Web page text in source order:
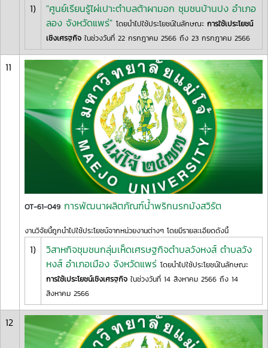
1)
"ศูนย์เรียนรู้ไผ่เปาะตำบลต้าผามอก ชุมชนบ้านปง อำเภอ
ลอง จังหวัดแพร่" โดยนำไปใช้ประโยชน์ในลักษณะ การใช้เประโยชน์
เชิงเศรฐกิจ ในช่วงวันที่ 22 กรกฎาคม 2566 ถึง 23 กรกฎาคม 2566
11
OT-61-049 การพัฒนาผลิตภัณฑ์น้ำพริกนรกมังสวิรัต
งานวิจัยนี้ถูกนำไปใช้ประโยชน์จากหน่วยงานต่างๆ โดยมีรายละเอียดดังนี้
1)
วิสาหกิจชุมชนกลุ่มเห็ดเศรษฐกิจตำบลวังหงส์ ตำบลวัง
หงส์ อำเภอเมือง จังหวัดแพร่ โดยนำไปใช้ประโยชน์ในลักษณะ
การใช้เประโยชน์เชิงเศรฐกิจ ในช่วงวันที่ 14 สิงหาคม 2566 ถึง 14
สิงหาคม 2566
12